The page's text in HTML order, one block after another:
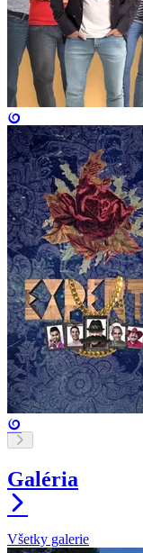
Galéria
Všetky galerie